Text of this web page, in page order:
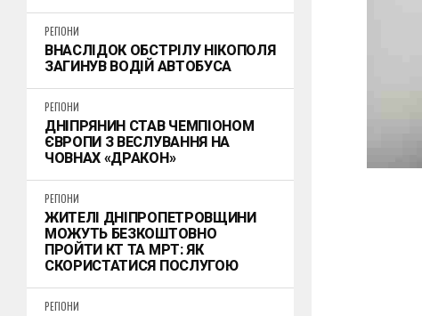
РЕГІОНИ
ВНАСЛІДОК ОБСТРІЛУ НІКОПОЛЯ
ЗАГИНУВ ВОДІЙ АВТОБУСА
РЕГІОНИ
ДНІПРЯНИН СТАВ ЧЕМПІОНОМ
ЄВРОПИ З ВЕСЛУВАННЯ НА
ЧОВНАХ «ДРАКОН»
РЕГІОНИ
ЖИТЕЛІ ДНІПРОПЕТРОВЩИНИ
МОЖУТЬ БЕЗКОШТОВНО
ПРОЙТИ КТ ТА МРТ: ЯК
СКОРИСТАТИСЯ ПОСЛУГОЮ
РЕГІОНИ